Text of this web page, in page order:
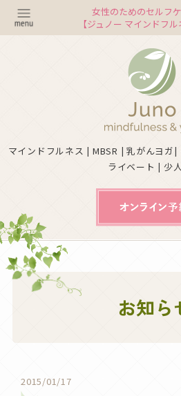
女性のためのセルフ
【ジュノー マインドフル
マインドフルネス | MBSR | 乳がんヨガ
ライベート | 少
お知ら
2015/01/17